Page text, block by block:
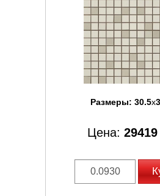
Размеры: 30.5x
Цена: 29419